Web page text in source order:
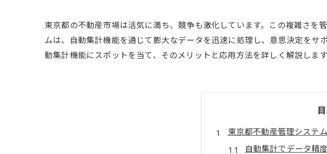
東京都の不動産市場は活気に満ち、競争も激化しています。この複雑さを
ムは、自動集計機能を通じて膨大なデータを迅速に処理し、意思決定を
動集計機能にスポットを当て、そのメリットと応用方法を詳しく解説します
東京都不動産管理システ
自動集計でデータ精